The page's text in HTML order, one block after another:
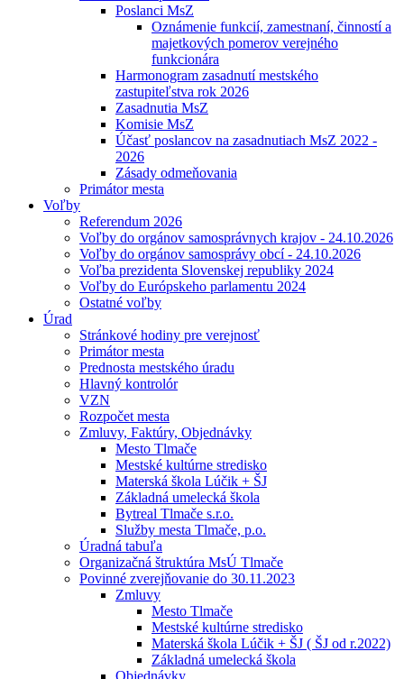
Poslanci MsZ
Oznámenie funkcií, zamestnaní, činností a
majetkových pomerov verejného
funkcionára
Harmonogram zasadnutí mestského
zastupiteľstva rok 2026
Zasadnutia MsZ
Komisie MsZ
Účasť poslancov na zasadnutiach MsZ 2022 -
2026
Zásady odmeňovania
Primátor mesta
Voľby
Referendum 2026
Voľby do orgánov samosprávnych krajov - 24.10.2026
Voľby do orgánov samosprávy obcí - 24.10.2026
Voľba prezidenta Slovenskej republiky 2024
Voľby do Európskeho parlamentu 2024
Ostatné voľby
Úrad
Stránkové hodiny pre verejnosť
Primátor mesta
Prednosta mestského úradu
Hlavný kontrolór
VZN
Rozpočet mesta
Zmluvy, Faktúry, Objednávky
Mesto Tlmače
Mestské kultúrne stredisko
Materská škola Lúčik + ŠJ
Základná umelecká škola
Bytreal Tlmače s.r.o.
Služby mesta Tlmače, p.o.
Úradná tabuľa
Organizačná štruktúra MsÚ Tlmače
Povinné zverejňovanie do 30.11.2023
Zmluvy
Mesto Tlmače
Mestské kultúrne stredisko
Materská škola Lúčik + ŠJ ( ŠJ od r.2022)
Základná umelecká škola
Objednávky